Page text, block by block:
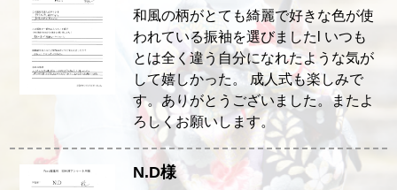
和風の柄がとても綺麗で好きな色が使
われている振袖を選びましたl いつも
とは全く違う自分になれたような気が
して嬉しかった。 成人式も楽しみで
す。ありがとうございました。またよ
ろしくお願いします。
N.D様